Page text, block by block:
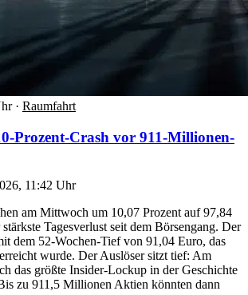
· Raumfahrt
Prozent-Crash vor 911-Millionen-
11:42 Uhr
am Mittwoch um 10,07 Prozent auf 97,84
Tagesverlust seit dem Börsengang. Der
dem 52-Wochen-Tief von 91,04 Euro, das
wurde. Der Auslöser sitzt tief: Am
das größte Insider-Lockup in der Geschichte
zu 911,5 Millionen Aktien könnten dann